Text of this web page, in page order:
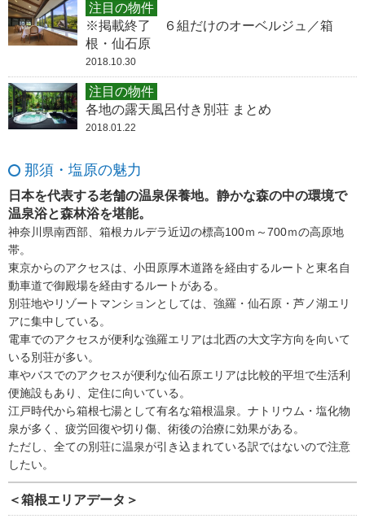
注目の物件
※掲載終了 ６組だけのオーベルジュ／箱
根・仙石原
2018.10.30
注目の物件
各地の露天風呂付き別荘 まとめ
2018.01.22
那須・塩原の魅力
日本を代表する老舗の温泉保養地。静かな森の中の環境で
温泉浴と森林浴を堪能。
神奈川県南西部、箱根カルデラ近辺の標高100ｍ～700ｍの高原地
帯。
東京からのアクセスは、小田原厚木道路を経由するルートと東名自
動車道で御殿場を経由するルートがある。
別荘地やリゾートマンションとしては、強羅・仙石原・芦ノ湖エリ
アに集中している。
電車でのアクセスが便利な強羅エリアは北西の大文字方向を向いて
いる別荘が多い。
車やバスでのアクセスが便利な仙石原エリアは比較的平坦で生活利
便施設もあり、定住に向いている。
江戸時代から箱根七湯として有名な箱根温泉。ナトリウム・塩化物
泉が多く、疲労回復や切り傷、術後の治療に効果がある。
ただし、全ての別荘に温泉が引き込まれている訳ではないので注意
したい。
＜箱根エリアデータ＞